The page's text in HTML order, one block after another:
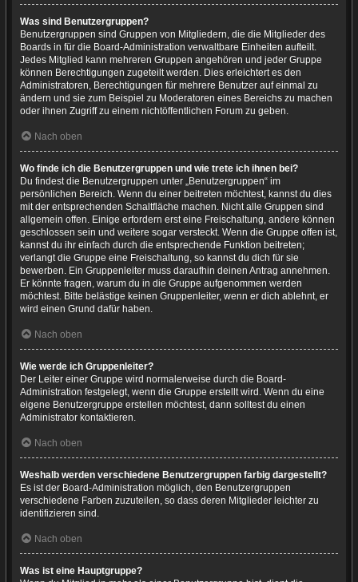
Was sind Benutzergruppen?
Benutzergruppen sind Gruppen von Mitgliedern, die die Mitglieder des
Boards in für die Board-Administration verwaltbare Einheiten aufteilt.
Jedes Mitglied kann mehreren Gruppen angehören und jeder Gruppe
können Berechtigungen zugeteilt werden. Dies erleichtert es den
Administratoren, Berechtigungen für mehrere Benutzer auf einmal zu
ändern und sie zum Beispiel zu Moderatoren eines Bereichs zu machen
oder ihnen Zugriff zu einem nichtöffentlichen Forum zu geben.
Nach oben
Wo finde ich die Benutzergruppen und wie trete ich ihnen bei?
Du findest die Benutzergruppen unter „Benutzergruppen“ im
persönlichen Bereich. Wenn du einer beitreten möchtest, kannst du dies
mit der entsprechenden Schaltfläche machen. Nicht alle Gruppen sind
allgemein offen. Einige erfordern erst eine Freischaltung, andere können
geschlossen sein und weitere sogar versteckt. Wenn die Gruppe offen ist,
kannst du ihr einfach durch die entsprechende Funktion beitreten;
verlangt die Gruppe eine Freischaltung, so kannst du dich für sie
bewerben. Ein Gruppenleiter muss daraufhin deinen Antrag annehmen.
Er könnte fragen, warum du in die Gruppe aufgenommen werden
möchtest. Bitte belästige keinen Gruppenleiter, wenn er dich ablehnt, er
wird einen Grund dafür haben.
Nach oben
Wie werde ich Gruppenleiter?
Der Leiter einer Gruppe wird normalerweise durch die Board-
Administration festgelegt, wenn die Gruppe erstellt wird. Wenn du eine
eigene Benutzergruppe erstellen möchtest, dann solltest du einen
Administrator kontaktieren.
Nach oben
Weshalb werden verschiedene Benutzergruppen farbig dargestellt?
Es ist der Board-Administration möglich, den Benutzergruppen
verschiedene Farben zuzuteilen, so dass deren Mitglieder leichter zu
identifizieren sind.
Nach oben
Was ist eine Hauptgruppe?